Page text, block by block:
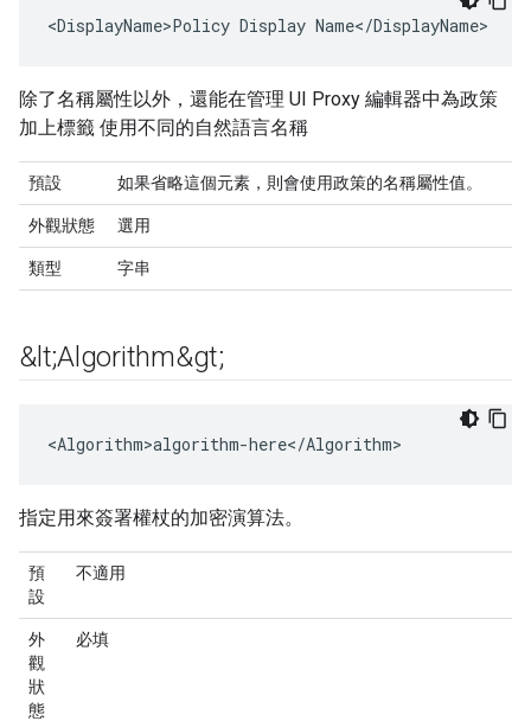
<DisplayName>Policy Display Name</DisplayName>
除了名稱屬性以外，還能在管理 UI Proxy 編輯器中為政策
加上標籤 使用不同的自然語言名稱
預設 如果省略這個元素，則會使用政策的名稱屬性值。
外觀狀態 選用
類型 字串
&lt;Algorithm&gt;
<Algorithm>algorithm-here</Algorithm>
指定用來簽署權杖的加密演算法。
預
設
不適用
外
觀
狀
態
必填